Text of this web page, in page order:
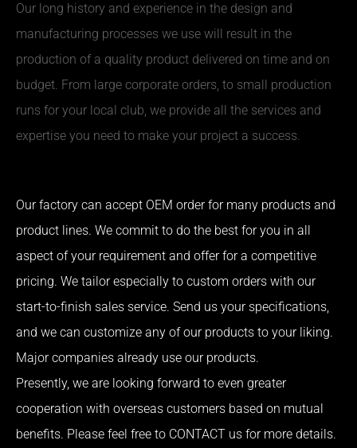
Our long history and experience in the design and
manufacturing processes we use will result in the
production of a quality product delivered on time and on
budget. From large corporate orders, to small production
runs for your local club, we provide all the services and
expertise you need to make your project a success.
Our factory can accept OEM order for many products and
product lines. We commit to do the best for you in all
aspect of your requirement and offer for a competitive
pricing. We tailor especially to custom orders with our
start-to-finish sales service. Send us your specifications,
and we can customize any of our products to your liking.
Major companies already use our products.
Presently, we are looking forward to even greater
cooperation with overseas customers based on mutual
benefits. Please feel free to CONTACT us for more details.